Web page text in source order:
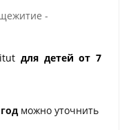
-
для детей от 7
можно уточнить